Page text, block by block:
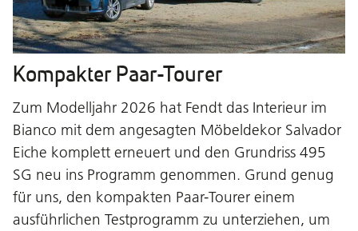
Kompakter Paar-Tourer
Zum Modelljahr 2026 hat Fendt das Interieur im
Bianco mit dem angesagten Möbeldekor Salvador
Eiche komplett erneuert und den Grundriss 495
SG neu ins Programm genommen. Grund genug
für uns, den kompakten Paar-Tourer einem
ausführlichen Testprogramm zu unterziehen, um